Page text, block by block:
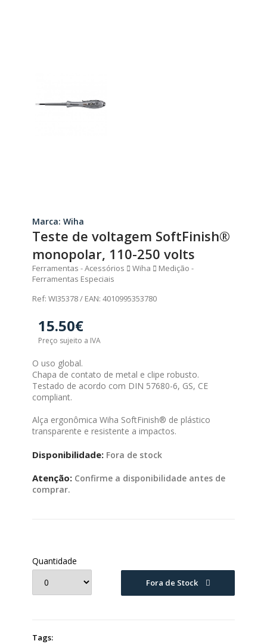
Marca: Wiha
Teste de voltagem SoftFinish®
monopolar, 110-250 volts
Ferramentas - Acessórios Wiha
Medição -
Ferramentas Especiais
Ref: WI35378 / EAN: 4010995353780
15.50€
Preço sujeito a IVA
O uso global.
Chapa de contato de metal e clipe robusto.
Testado de acordo com DIN 57680-6, GS, CE
compliant.
Alça ergonômica Wiha SoftFinish® de plástico
transparente e resistente a impactos.
Disponibilidade: Fora de stock
Atenção: Confirme a disponibilidade antes de
comprar.
Quantidade
Fora de Stock
Tags: